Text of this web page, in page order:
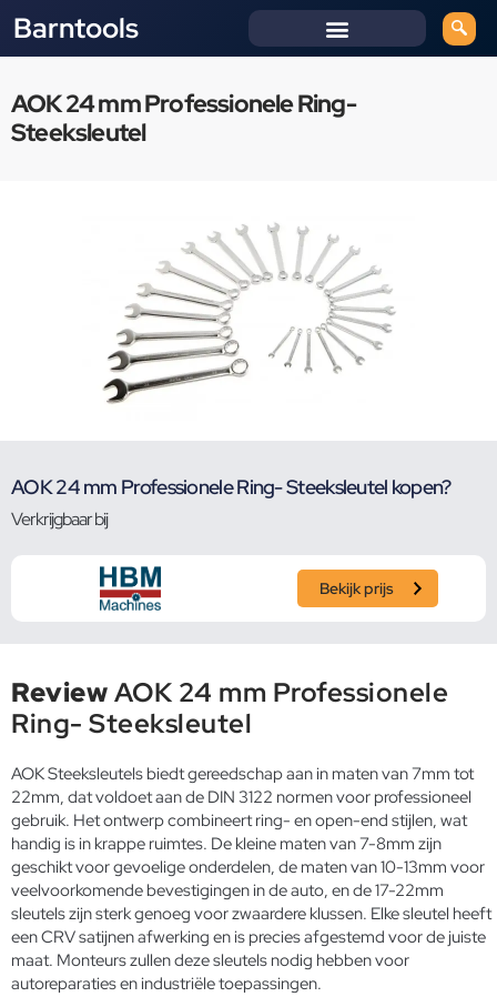
Barntools
AOK 24 mm Professionele Ring-
Steeksleutel
AOK 24 mm Professionele Ring- Steeksleutel kopen?
Verkrijgbaar bij
Bekijk prijs
ReviewAOK 24 mm Professionele
Ring- Steeksleutel
AOK Steeksleutels biedt gereedschap aan in maten van 7mm tot
22mm, dat voldoet aan de DIN 3122 normen voor professioneel
gebruik. Het ontwerp combineert ring- en open-end stijlen, wat
handig is in krappe ruimtes. De kleine maten van 7-8mm zijn
geschikt voor gevoelige onderdelen, de maten van 10-13mm voor
veelvoorkomende bevestigingen in de auto, en de 17-22mm
sleutels zijn sterk genoeg voor zwaardere klussen. Elke sleutel heeft
een CRV satijnen afwerking en is precies afgestemd voor de juiste
maat. Monteurs zullen deze sleutels nodig hebben voor
autoreparaties en industriële toepassingen.